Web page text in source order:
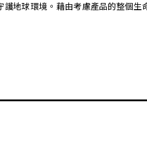
護地球環境。藉由考慮產品的整個